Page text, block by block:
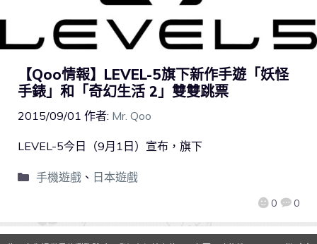
【Qoo情報】LEVEL-5旗下新作手遊「妖怪
手錶」和「奇幻生活 2」雙雙跳票
2015/09/01 作者: Mr. Qoo
0 0
LEVEL-5今日（9月1日）宣布，旗下
手機遊戲、 日本遊戲